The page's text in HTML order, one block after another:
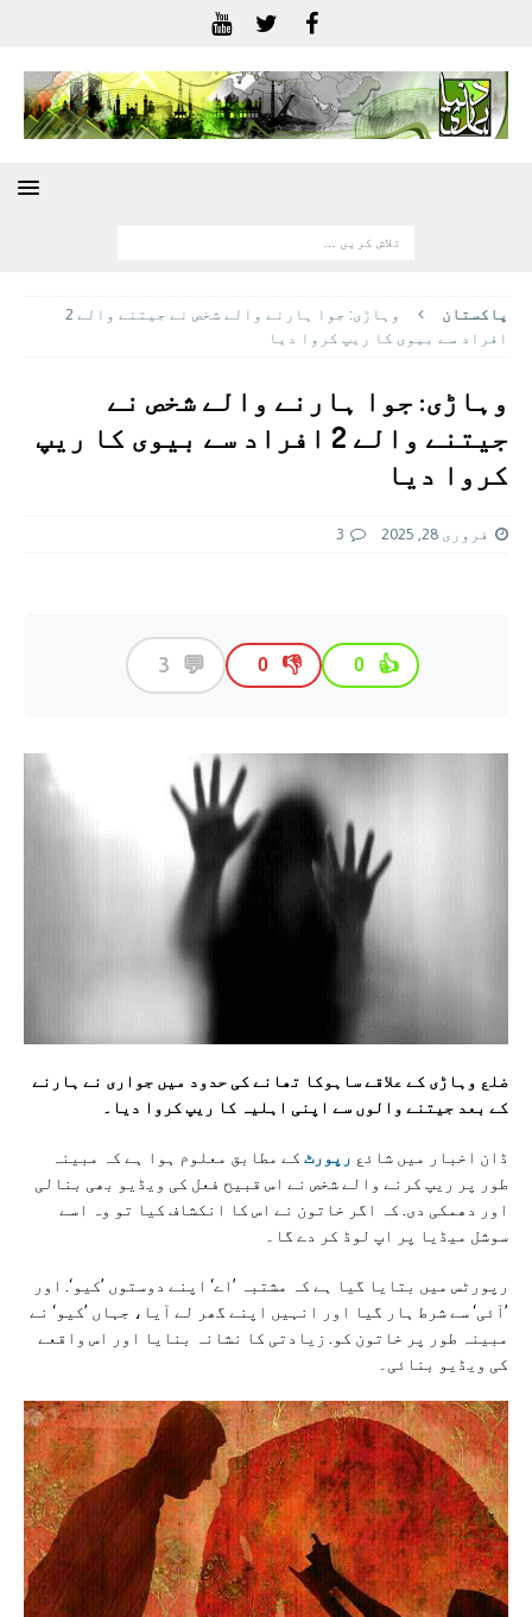
پاکستان
وہاڑی: جوا ہارنے والے شخص نے جیتنے والے 2
افراد سے بیوی کا ریپ کروا دیا
وہاڑی: جوا ہارنے والے شخص نے
جیتنے والے 2 افراد سے بیوی کا ریپ
کروا دیا
فروری 28, 2025 3
👍
0
👎
0
💬
3
ضلع وہاڑی کے علاقے ساہوکا تھانے کی حدود میں جواری نے ہارنے
کے بعد جیتنے والوں سے اپنی اہلیہ کا ریپ کروا دیا۔
ڈان اخبار میں شائع رپورٹ کے مطابق معلوم ہوا ہے کہ مبینہ
طور پر ریپ کرنے والے شخص نے اس قبیح فعل کی ویڈیو بھی بنالی
اور دھمکی دی. کہ اگر خاتون نے اس کا انکشاف کیا تو وہ اسے
سوشل میڈیا پر اپ لوڈ کر دے گا۔
رپورٹس میں بتایا گیا ہے کہ مشتبہ ’اے‘ اپنے دوستوں ’کیو‘. اور
’آئی‘ سے شرط ہار گیا اور انہیں اپنے گھر لے آیا، جہاں ’کیو‘ نے
مبینہ طور پر خاتون کو. زیادتی کا نشانہ بنایا اور اس واقعے
کی ویڈیو بنائی۔